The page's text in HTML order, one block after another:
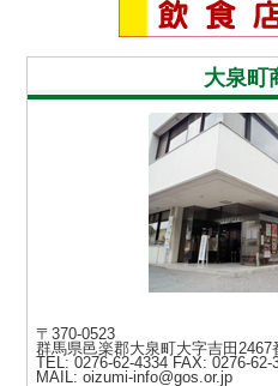
大泉町
〒370-0523
群馬県邑楽郡大泉町大字吉田2467
TEL: 0276-62-4334 FAX: 0276-62-
MAIL: oizumi-info@gos.or.jp